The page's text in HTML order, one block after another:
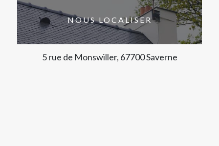
NOUS LOCALISER
5 rue de Monswiller, 67700 Saverne